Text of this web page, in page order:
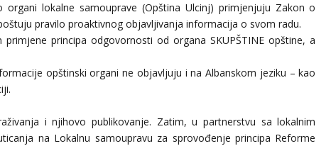
lokalne samouprave (Opština Ulcinj) primjenjuju Zakon o
pravilo proaktivnog objavljivanja informacija o svom radu.
principa odgovornosti od organa SKUPŠTINE opštine, a
opštinski organi ne objavljuju i na Albanskom jeziku – kao
i njihovo publikovanje. Zatim, u partnerstvu sa lokalnim
na Lokalnu samoupravu za sprovođenje principa Reforme